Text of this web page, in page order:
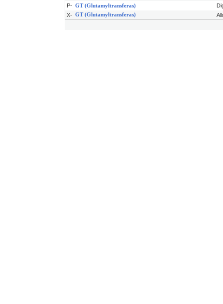
P- GT (Glutamyltransferas)
X- GT (Glutamyltransferas)